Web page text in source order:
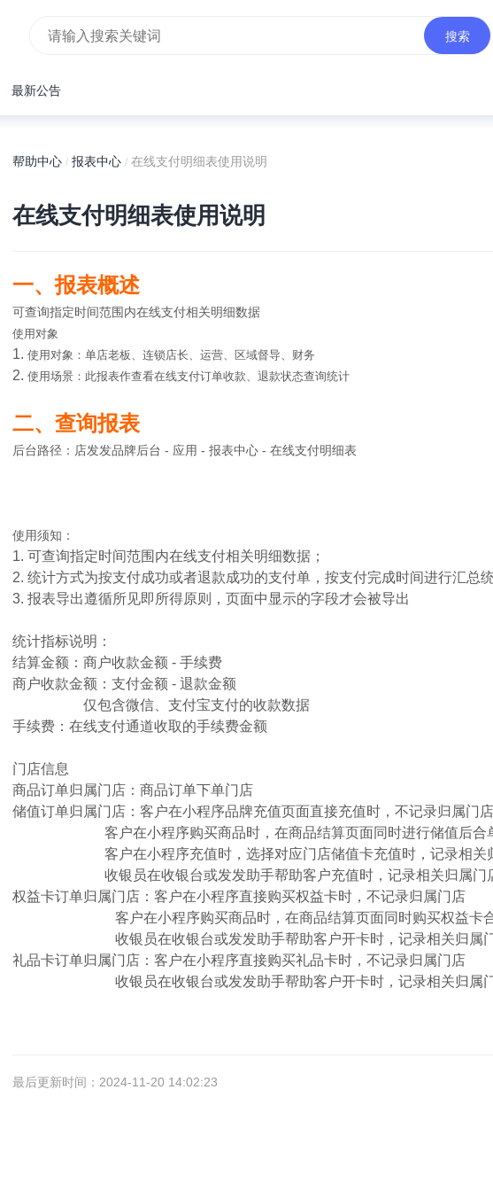
搜索
最新公告
帮助中心 / 报表中心 / 在线支付明细表使用说明
在线支付明细表使用说明
一、报表概述
可查询指定时间范围内在线支付相关明细数据
使用对象
1. 使用对象：单店老板、连锁店长、运营、区域督导、财务
2. 使用场景：此报表作查看在线支付订单收款、退款状态查询统计
二、查询报表
后台路径：店发发品牌后台 - 应用 - 报表中心 - 在线支付明细表
使用须知：
1. 可查询指定时间范围内在线支付相关明细数据；
2. 统计方式为按支付成功或者退款成功的支付单，按支付完成时间进行汇总
3. 报表导出遵循所见即所得原则，页面中显示的字段才会被导出
统计指标说明：
结算金额：商户收款金额 - 手续费
商户收款金额：支付金额 - 退款金额
仅包含微信、支付宝支付的收款数据
手续费：在线支付通道收取的手续费金额
门店信息
商品订单归属门店：商品订单下单门店
储值订单归属门店：客户在小程序品牌充值页面直接充值时，不记录归属门店
客户在小程序购买商品时，在商品结算页面同时进行储值后合单
客户在小程序充值时，选择对应门店储值卡充值时，记录相关
收银员在收银台或发发助手帮助客户充值时，记录相关归属门
权益卡订单归属门店：客户在小程序直接购买权益卡时，不记录归属门店
客户在小程序购买商品时，在商品结算页面同时购买权益卡合单
收银员在收银台或发发助手帮助客户开卡时，记录相关归属
礼品卡订单归属门店：客户在小程序直接购买礼品卡时，不记录归属门店
收银员在收银台或发发助手帮助客户开卡时，记录相关归属
最后更新时间：2024-11-20 14:02:23